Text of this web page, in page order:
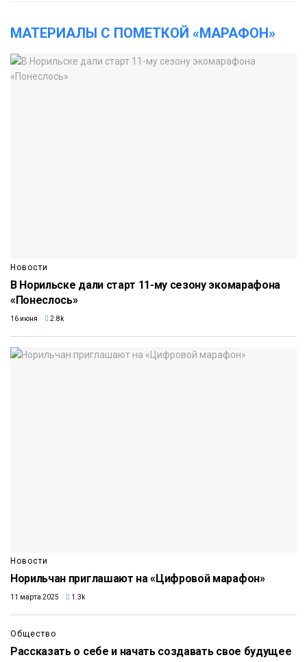
МАТЕРИАЛЫ С ПОМЕТКОЙ «МАРАФОН»
Новости
В Норильске дали старт 11-му сезону экомарафона
«Понеслось»
16 июня 2.8k
Новости
Норильчан приглашают на «Цифровой марафон»
11 марта 2025 1.3k
Общество
Рассказать о себе и начать создавать свое будущее